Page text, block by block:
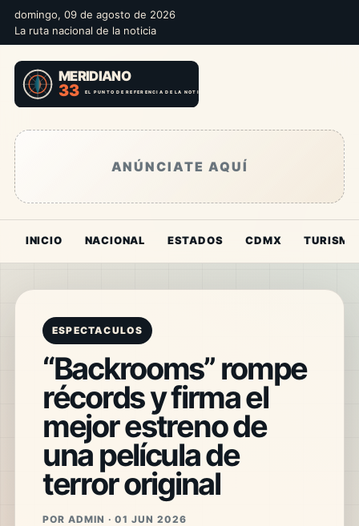
domingo, 09 de agosto de 2026
La ruta nacional de la noticia
ANÚNCIATE AQUÍ
INICIO NACIONAL ESTADOS CDMX TURISMO
ESPECTACULOS
“Backrooms” rompe
récords y firma el
mejor estreno de
una película de
terror original
POR ADMIN · 01 JUN 2026